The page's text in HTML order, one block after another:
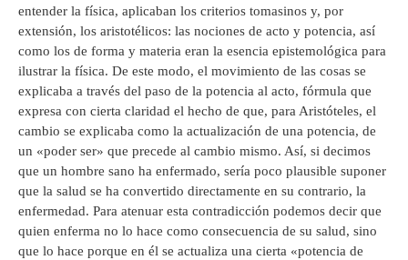
entender la física, aplicaban los criterios tomasinos y, por
extensión, los aristotélicos: las nociones de acto y potencia, así
como los de forma y materia eran la esencia epistemológica para
ilustrar la física. De este modo, el movimiento de las cosas se
explicaba a través del paso de la potencia al acto, fórmula que
expresa con cierta claridad el hecho de que, para Aristóteles, el
cambio se explicaba como la actualización de una potencia, de
un «poder ser» que precede al cambio mismo. Así, si decimos
que un hombre sano ha enfermado, sería poco plausible suponer
que la salud se ha convertido directamente en su contrario, la
enfermedad. Para atenuar esta contradicción podemos decir que
quien enferma no lo hace como consecuencia de su salud, sino
que lo hace porque en él se actualiza una cierta «potencia de